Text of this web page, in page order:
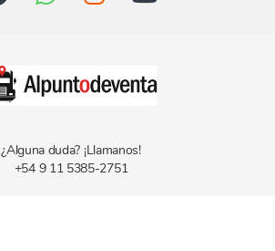
¿Alguna duda? ¡Llamanos!
+54 9 11 5385-2751